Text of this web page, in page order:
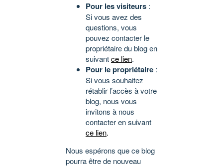
Pour les visiteurs :
Si vous avez des
questions, vous
pouvez contacter le
propriétaire du blog en
suivantce lien.
Pour le propriétaire :
Si vous souhaitez
rétablir l’accès à votre
blog, nous vous
invitons à nous
contacter en suivant
ce lien.
Nous espérons que ce blog
pourra être de nouveau